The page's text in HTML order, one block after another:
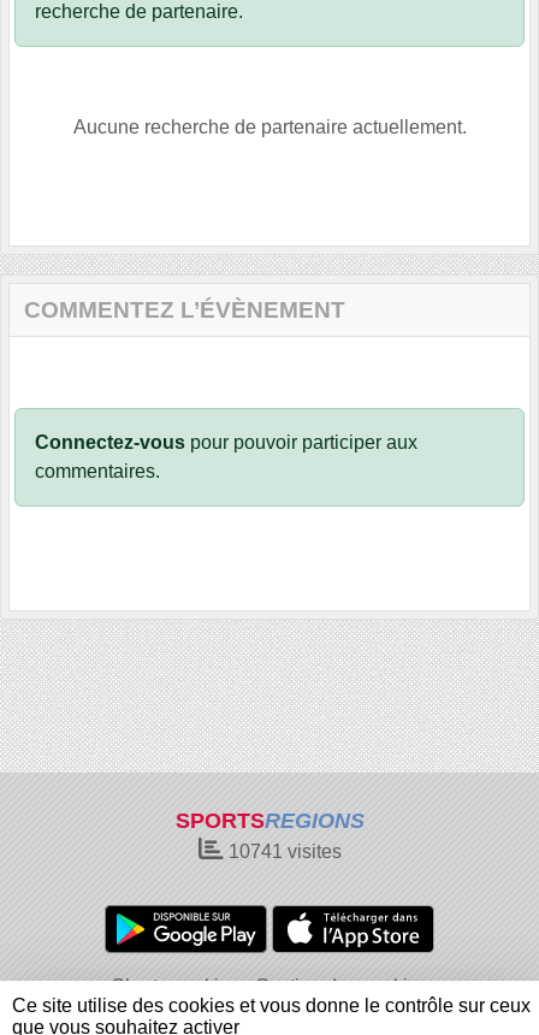
recherche de partenaire.
Aucune recherche de partenaire actuellement.
COMMENTEZ L’ÉVÈNEMENT
Connectez-vous pour pouvoir participer aux
commentaires.
SPORTSREGIONS
10741 visites
Charte cookies
Gestion des cookies
Informations légales
Signaler un contenu inapproprié
Ce site utilise des cookies et vous donne le contrôle sur ceux
que vous souhaitez activer